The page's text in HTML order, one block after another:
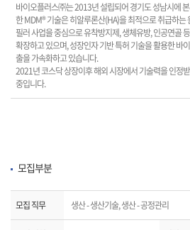
바이오플러스㈜는 2013년 설립되어 경기도 성남시에
한 MDM® 기술은 히알루론산(HA)을 최적으로 취급하는
필러 사업을 중심으로 유착방지제, 생체유방, 인공연골
확장하고 있으며, 성장인자 기반 특허 기술을 활용한 바
출을 가속화하고 있습니다.
2021년 코스닥 상장이후 해외 시장에서 기술력을 인정
중입니다.
모집부분
모집 직무 생산 - 생산기술, 생산 - 공정관리